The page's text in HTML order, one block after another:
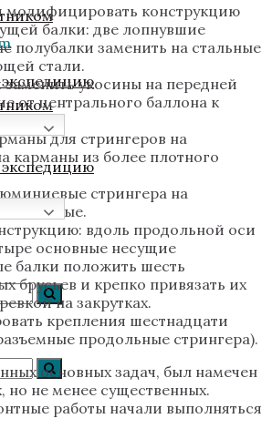
модифицировать конструкцию
балки: две лопнувшие
полубалки заменить на стальные
стали.
укосины на передней
от центрального баллона к
для стрингеров на
карманы из более плотного
стрингера на
стальные.
вдоль продольной оси
основные несущие
балки положить шесть
брусьев и крепко привязать их
на закрутках.
крепления шестнадцати
продольные стрингера).
основных задач, был намечен
но не менее существенных.
работы начали выполняться